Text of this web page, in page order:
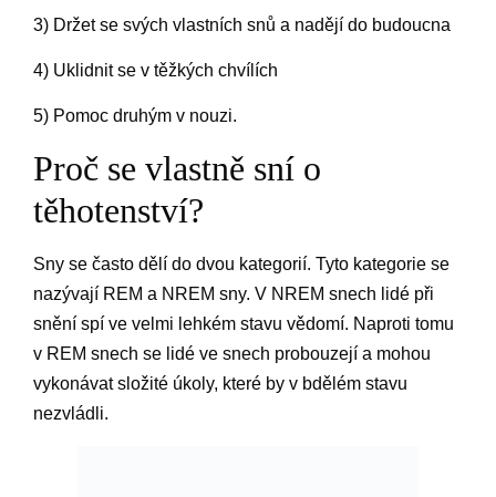
3) Držet se svých vlastních snů a nadějí do budoucna
4) Uklidnit se v těžkých chvílích
5) Pomoc druhým v nouzi.
Proč se vlastně sní o
těhotenství?
Sny se často dělí do dvou kategorií. Tyto kategorie se
nazývají REM a NREM sny. V NREM snech lidé při
snění spí ve velmi lehkém stavu vědomí. Naproti tomu
v REM snech se lidé ve snech probouzejí a mohou
vykonávat složité úkoly, které by v bdělém stavu
nezvládli.